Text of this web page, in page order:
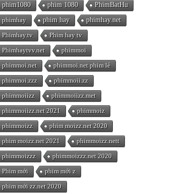
phim1080
phim 1080
PhimBatHu
phimhay
phim hay
phimhay.net
Phimhay.tv
Phim hay tv
Phimhaytvv.net
phimmoi
phimmoi.net
phimmoi.net phim lẻ
phimmoi.zzz
phimmoii.zz
phimmoiizz
phimmoiizz.met
phimmoiizz.net 2021
phimmoiz
phimmoizz
phim moizz.net 2020
phim moizz.net 2021
phimmoizz.nett
phimmoizzz
phimmoizzz.net 2020
Phim mới
phim mới z
phim mới zz.net 2020